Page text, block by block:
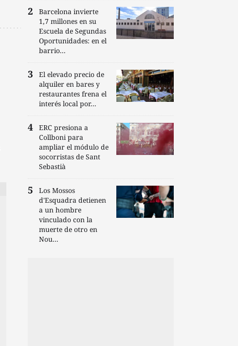
Barcelona invierte
1,7 millones en su
Escuela de Segundas
Oportunidades: en el
barrio...
El elevado precio de
alquiler en bares y
restaurantes frena el
interés local por...
ERC presiona a
Collboni para
ampliar el módulo de
socorristas de Sant
Sebastià
Los Mossos
d'Esquadra detienen
a un hombre
vinculado con la
muerte de otro en
Nou...